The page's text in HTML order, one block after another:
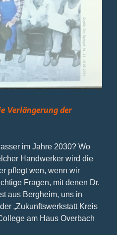
Verlängerung der
im Jahre 2030? Wo
Handwerker wird die
pflegt wen, wenn wir
Fragen, mit denen Dr.
aus Bergheim, uns in
„Zukunftswerkstatt Kreis
am Haus Overbach